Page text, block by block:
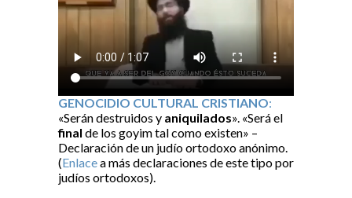
GENOCIDIO CULTURAL CRISTIANO:
«Serán destruidos y aniquilados». «Será el
final de los goyim tal como existen» –
Declaración de un judío ortodoxo anónimo.
(Enlacea más declaraciones de este tipo por
judíos ortodoxos).